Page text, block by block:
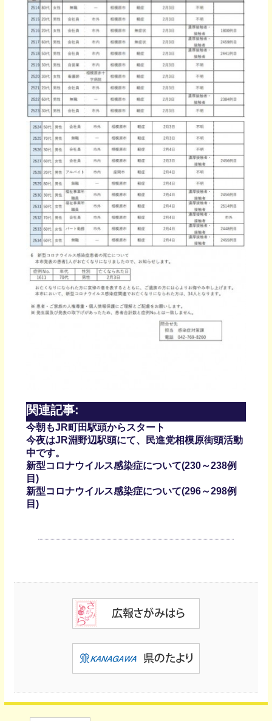
関連記事:
今朝もJR町田駅頭からスタート
今夜はJR淵野辺駅頭にて、民進党相模原街頭活動
中です。
新型コロナウイルス感染症について(230～238例
目)
新型コロナウイルス感染症について(296～298例
目)